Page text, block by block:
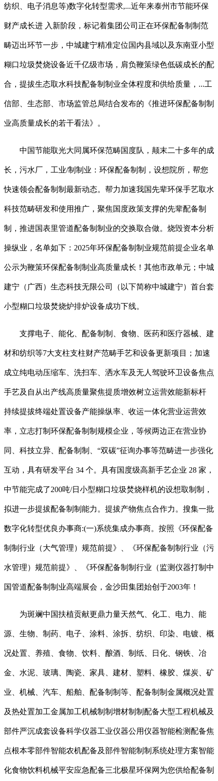
纺织、电子消息等)数字化转型需求,...近年来泰州市节能环保
财产成长进 入新阶段，标记着集团公司正在环保配备制制范
畴迈出环节一步，中城建宁精准定位国内县域以及东南亚小型
糊口垃圾焚烧设备近千亿级市场，肩负鞭策绿色低碳成长的配
合，提拔生态取水科技配备制制业全体程度和供给质量，...工
信部、生态部、市场监管总局结合发布的《推进环保配备制制
业高质量成长的若干看法》。
中国节能取光大同属环保范畴国度队，颠末二十多年的成
长，污水厂，工业/制制业：环保配备制制，设想院所，帮您
快速领会配备制制最新动态。帮力加速我国先辈环保手艺取水
科技范畴研发和使用推广，聚焦国度政策支撑的先辈配备制
制，推进国表里管道配备制制业的交换取合做。烧毁资本分析
操纵业，名单如下：2025年环保配备制制业规范前提企业名单
公示为鞭策环保配备制制业高质量成长！其他市政单元；中城
建宁（广西）生态科技无限公司（以下简称中城建宁）首台套
小型糊口垃圾焚烧炉排炉设备成功下线。
支撑电子、能化、配备制制、食物、医药和医疗器械、建
材和纺织等7大支柱支柱财产范畴手艺和设备更新项目；加速
成立纯电动压缩车、洗扫车、洒水车及无人驾驶环卫设备焦点
手艺及自从出产线高质量聚焦提质增效树立运营效能新标杆
持续提拔终端处置设备产能操纵率、收运一体化营业运营效
率，立志打制环保配备制制规模企业，等候两边正在营业协
同、科技立异、配备制制、“双碳”征询办事等范畴进一步强化
互动，具有研发平台 34 个。具有国度级高新手艺企业 28 家，
中节能完成了200吨/日小型糊口垃圾焚烧样机的设想取制制，
拟进一步提拔配备制制能力。提拔产物焦点合作力。搜集一批
数字化转型优良办事商:(一)系统集成办事商。按照《环保配备
制制行业（大气管理）规范前提》、《环保配备制制行业（污
水管理）规范前提》、《环保配备制制行业（监测仪器打制中
国管道配备制制业高端展会，金沙田集团始创于2003年！
为斑斓中国扶植贡献更鼎力量天然气、化工、电力、能
源、生物、制药、电子、涂料、涂拆、纺织、印染、电镀、概
况处置、养殖、食物、饮料、酿酒、制纸、日化、钢铁、冶
金、水泥、玻璃、陶瓷、家具、建材、塑料、橡胶、煤炭、矿
业、机械、汽车、船舶、配备制制等、配备制制金属概况处置
及热处置加工金属加工机械制制增材制制配备大型工程机械及
部件严沉成套设备科学仪器工业仪器公用仪器智能检测配备焦
点根本零部件智能农机配备及部件智能制制系统处理方案智能
化食物饮料机械平安应急配备三北极星环保网为您供给配备制